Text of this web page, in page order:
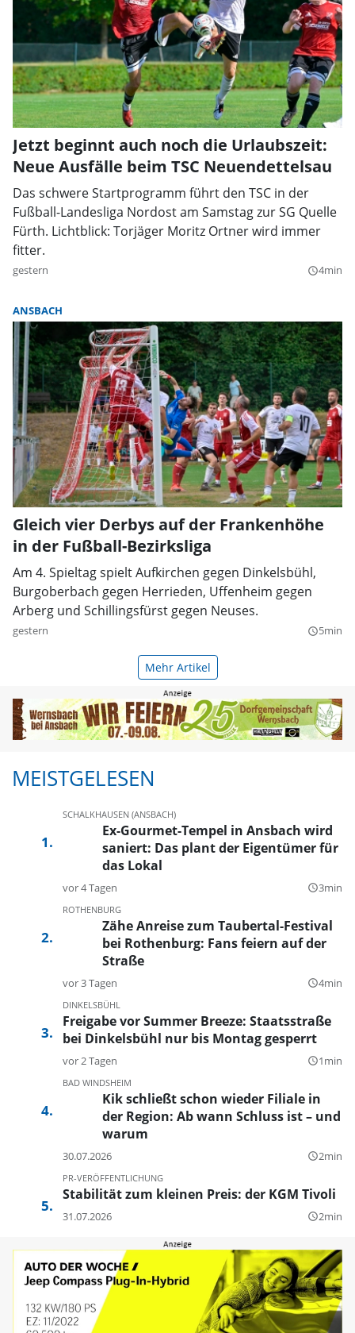
Jetzt beginnt auch noch die Urlaubszeit:
Neue Ausfälle beim TSC Neuendettelsau
Das schwere Startprogramm führt den TSC in der
Fußball-Landesliga Nordost am Samstag zur SG Quelle
Fürth. Lichtblick: Torjäger Moritz Ortner wird immer
fitter.
gestern query_builder4min
ANSBACH
Gleich vier Derbys auf der Frankenhöhe
in der Fußball-Bezirksliga
Am 4. Spieltag spielt Aufkirchen gegen Dinkelsbühl,
Burgoberbach gegen Herrieden, Uffenheim gegen
Arberg und Schillingsfürst gegen Neuses.
gestern query_builder5min
Mehr Artikel
MEISTGELESEN
SCHALKHAUSEN (ANSBACH)
Ex-Gourmet-Tempel in Ansbach wird
saniert: Das plant der Eigentümer für
das Lokal
vor 4 Tagen query_builder3min
ROTHENBURG
Zähe Anreise zum Taubertal-Festival
bei Rothenburg: Fans feiern auf der
Straße
vor 3 Tagen query_builder4min
DINKELSBÜHL
Freigabe vor Summer Breeze: Staatsstraße
bei Dinkelsbühl nur bis Montag gesperrt
vor 2 Tagen query_builder1min
BAD WINDSHEIM
Kik schließt schon wieder Filiale in
der Region: Ab wann Schluss ist – und
warum
30.07.2026 query_builder2min
PR-VERÖFFENTLICHUNG
Stabilität zum kleinen Preis: der KGM Tivoli
31.07.2026 query_builder2min